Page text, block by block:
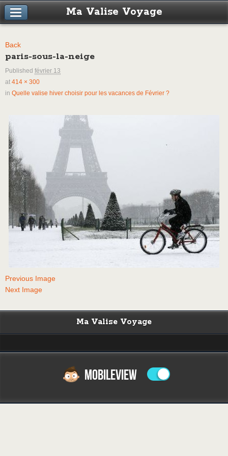
Ma Valise Voyage
Back
paris-sous-la-neige
Published février 13
at 414 × 300
in Quelle valise hiver choisir pour les vacances de Février ?
Previous Image
Next Image
Ma Valise Voyage
MOBILEVIEW